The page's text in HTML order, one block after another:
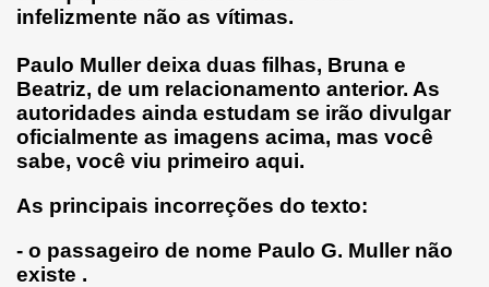
infelizmente não as vítimas.
Paulo Muller deixa duas filhas, Bruna e
Beatriz, de um relacionamento anterior. As
autoridades ainda estudam se irão divulgar
oficialmente as imagens acima, mas você
sabe, você viu primeiro aqui.
As principais incorreções do texto:
- o passageiro de nome Paulo G. Muller não
existe .